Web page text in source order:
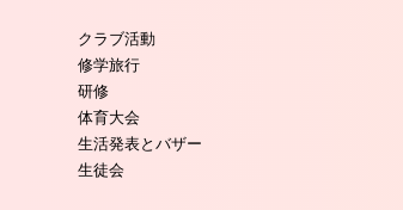
クラブ活動
修学旅行
研修
体育大会
生活発表とバザー
生徒会